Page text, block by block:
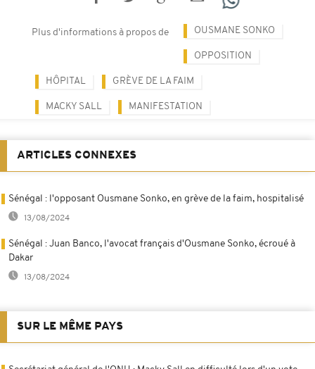
Plus d'informations à propos de OUSMANE SONKO
OPPOSITION
HÔPITAL GRÈVE DE LA FAIM
MACKY SALL MANIFESTATION
ARTICLES CONNEXES
Sénégal : l'opposant Ousmane Sonko, en grève de la faim, hospitalisé
13/08/2024
Sénégal : Juan Banco, l'avocat français d'Ousmane Sonko, écroué à
Dakar
13/08/2024
SUR LE MÊME PAYS